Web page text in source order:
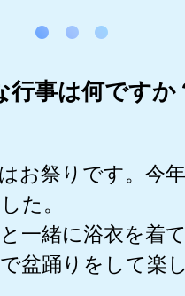
行事は何ですか
お祭りです。今
た。
一緒に浴衣を着
盆踊りをして楽